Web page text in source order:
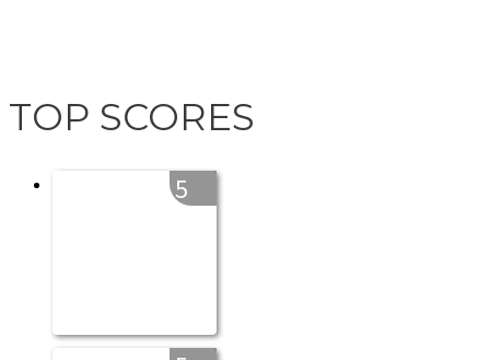
TOP SCORES
5